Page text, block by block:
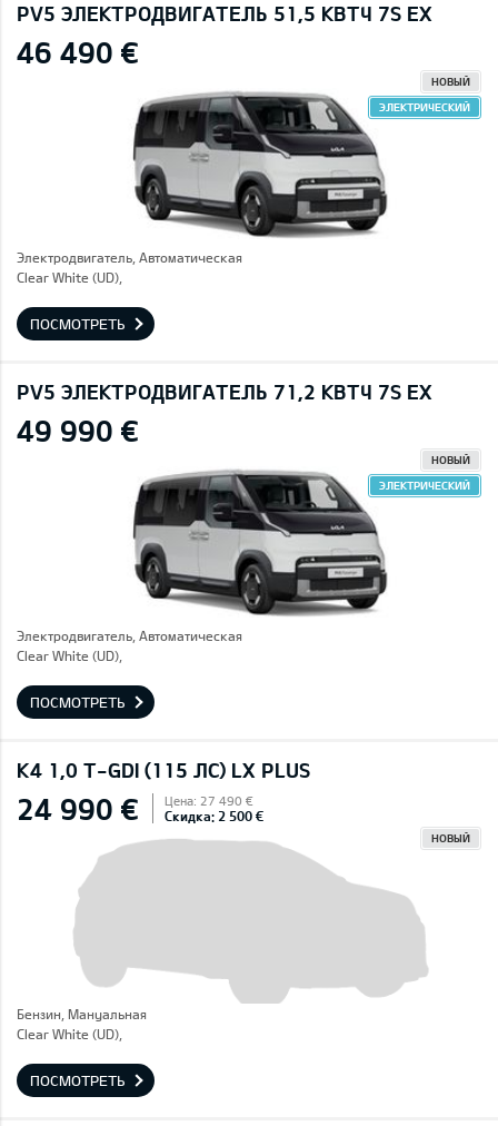
PV5 ЭЛЕКТРОДВИГАТЕЛЬ 51,5 КВТЧ 7S EX
46 490 €
НОВЫЙ
ЭЛЕКТРИЧЕСКИЙ
Электродвигатель, Автоматическая
Clear White (UD),
ПОСМОТРЕТЬ
PV5 ЭЛЕКТРОДВИГАТЕЛЬ 71,2 КВТЧ 7S EX
49 990 €
НОВЫЙ
ЭЛЕКТРИЧЕСКИЙ
Электродвигатель, Автоматическая
Clear White (UD),
ПОСМОТРЕТЬ
K4 1,0 T-GDI (115 ЛС) LX PLUS
24 990 € Цена: 27 490 €
Скидка: 2 500 €
НОВЫЙ
Бензин, Mануальная
Clear White (UD),
ПОСМОТРЕТЬ